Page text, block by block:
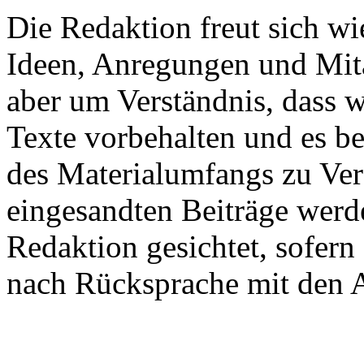
Die Redaktion freut sich
Ideen, Anregungen und
aber um Verständnis, dass
Texte vorbehalten und es
des Materialumfangs zu
eingesandten Beiträge
Redaktion gesichtet,
nach Rücksprache mit